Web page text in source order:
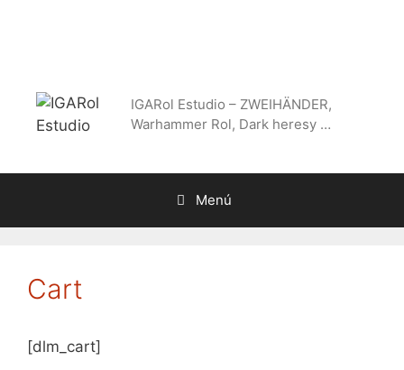
IGARol Estudio – ZWEIHÄNDER,
Warhammer Rol, Dark heresy …
Menú
Cart
[dlm_cart]